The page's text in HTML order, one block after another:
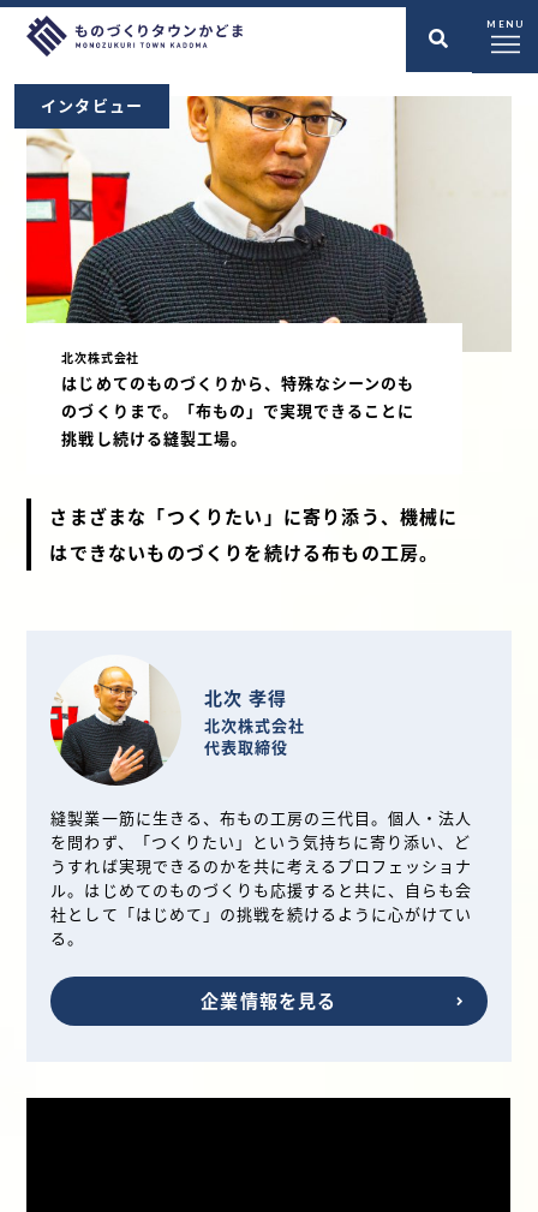
MENU
インタビュー
北次株式会社
はじめてのものづくりから、特殊なシーンのも
のづくりまで。「布もの」で実現できることに
挑戦し続ける縫製工場。
さまざまな「つくりたい」に寄り添う、機械に
はできないものづくりを続ける布もの工房。
北次 孝得
北次株式会社
代表取締役
縫製業一筋に生きる、布もの工房の三代目。個人・法人
を問わず、「つくりたい」という気持ちに寄り添い、ど
うすれば実現できるのかを共に考えるプロフェッショナ
ル。はじめてのものづくりも応援すると共に、自らも会
社として「はじめて」の挑戦を続けるように心がけてい
る。
企業情報を見る